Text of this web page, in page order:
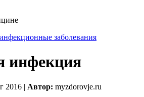
заболевания
инфекция
2016 | Автор: myzdorovje.ru